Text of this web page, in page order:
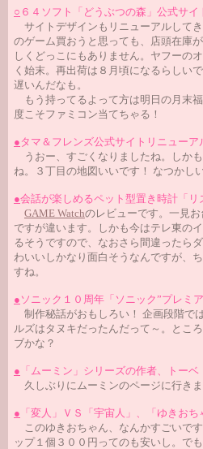
○ ６４ソフト「どうぶつの森」公式サ
サイトデザインもリニューアルして
のゲーム買おうと思っても、店頭在庫
しくどっこにもありません。ヤフーの
く始末。再出荷は８月頃になるらしい
遅いんだなも。
もう持ってるよって方は明日の月末
度こそファミコン当てちゃる！
● タマ＆フレンズ公式サイトリニューア
うおー、すごくなりましたね。しか
ね。３丁目の地図いいです！ なつかしい
●会話が楽しめるペット型置き時計「リ
GAME Watchのレビューです。一見
ですが違います。しかも今はテレ東の
るそうですので、なおさら間違ったら
わいいしかなり面白そうなんですが、
すね。
● ソニック１０周年「ソニック”プレミ
制作秘話がおもしろい！ 企画段階で
ルズはタヌキだったんだって～。とこ
ブかな？
● 「ムーミン」シリーズの作者、トー
久しぶりにムーミンのページに行き
● 「変人」ＶＳ「宇宙人」、「ゆきお
このゆきおちゃん、なんかすごいで
ップ１個３００円ってのも安いし。で